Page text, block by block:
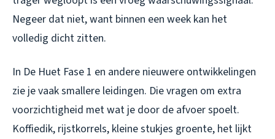
Negeer dat niet, want binnen een week kan het
volledig dicht zitten.
In De Huet Fase 1 en andere nieuwere ontwikkelingen
zie je vaak smallere leidingen. Die vragen om extra
voorzichtigheid met wat je door de afvoer spoelt.
Koffiedik, rijstkorrels, kleine stukjes groente, het lijkt